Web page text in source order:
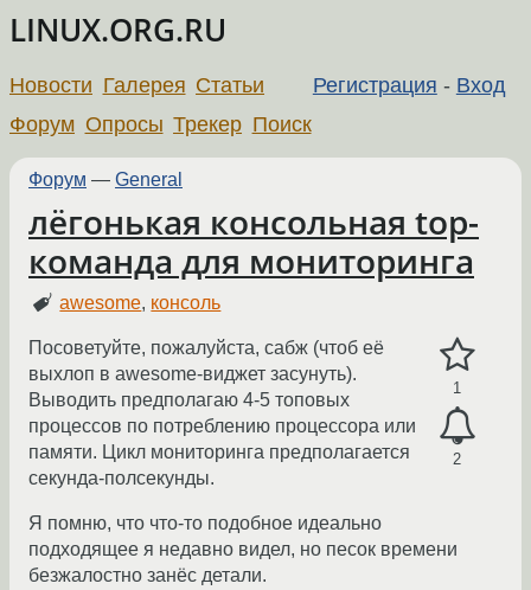
LINUX.ORG.RU
Регистрация - Вход
Новости Галерея Статьи
Форум Опросы Трекер Поиск
Форум — General
лёгонькая консольная top-
команда для мониторинга
awesome, консоль
1
2
Посоветуйте, пожалуйста, сабж (чтоб её
выхлоп в awesome-виджет засунуть).
Выводить предполагаю 4-5 топовых
процессов по потреблению процессора или
памяти. Цикл мониторинга предполагается
секунда-полсекунды.
Я помню, что что-то подобное идеально
подходящее я недавно видел, но песок времени
безжалостно занёс детали.